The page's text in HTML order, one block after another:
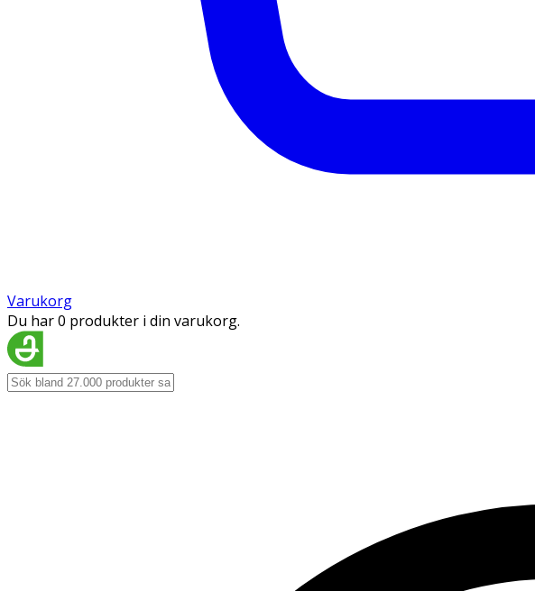
Varukorg
Du har 0 produkter i din varukorg.